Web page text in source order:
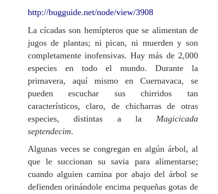
http://bugguide.net/node/view/3908
La cícadas son hemípteros que se alimentan de
jugos de plantas; ni pican, ni muerden y son
completamente inofensivas. Hay más de 2,000
especies en todo el mundo. Durante la
primavera, aquí mismo en Cuernavaca, se
pueden escuchar sus chirridos tan
característicos, claro, de chicharras de otras
especies, distintas a la Magicicada
septendecim.
Algunas veces se congregan en algún árbol, al
que le succionan su savia para alimentarse;
cuando alguien camina por abajo del árbol se
defienden orinándole encima pequeñas gotas de